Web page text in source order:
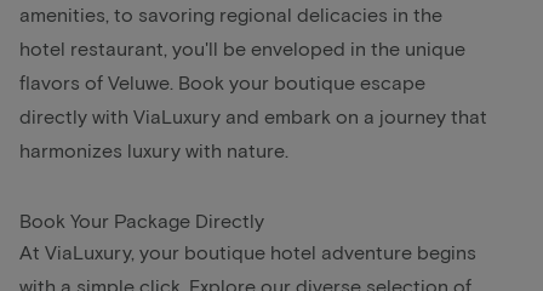
amenities, to savoring regional delicacies in the
hotel restaurant, you'll be enveloped in the unique
flavors of Veluwe. Book your boutique escape
directly with ViaLuxury and embark on a journey that
harmonizes luxury with nature.
Book Your Package Directly
At ViaLuxury, your boutique hotel adventure begins
with a simple click. Explore our diverse selection of